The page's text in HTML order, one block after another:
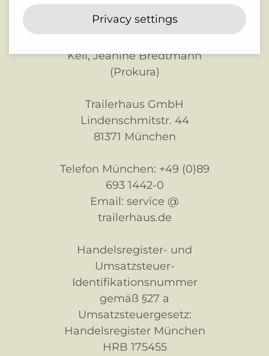
Privacy settings
Trailerhaus GmbH
Keil, Jeanine Bredtmann
(Prokura)
Trailerhaus GmbH
Lindenschmitstr. 44
81371 München
Telefon München: +49 (0)89
693 1442-0
Email: service @
trailerhaus.de
Handelsregister- und
Umsatzsteuer-
Identifikationsnummer
gemäß §27 a
Umsatzsteuergesetz:
Handelsregister München
HRB 175455